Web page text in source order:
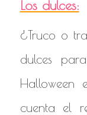
Los dulces:
¿Truco o
dulces
Halloween
cuenta el